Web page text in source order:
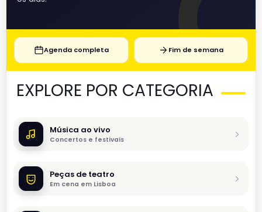
Agenda completa Fim de semana
EXPLORE POR CATEGORIA
Música ao vivo
Concertos e festivais
Peças de teatro
Em cena em Lisboa